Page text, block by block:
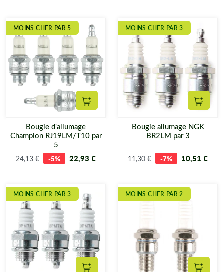
MOINS CHER PAR 5
Ajouter au panier
Bougie d'allumage
Champion RJ19LM/T10 par
5
24,13 € -5% 22,93 €
MOINS CHER PAR 3
Bougie allumage NGK
BR2LM par 3
11,30 € -7% 10,51 €
MOINS CHER PAR 3 MOINS CHER PAR 2